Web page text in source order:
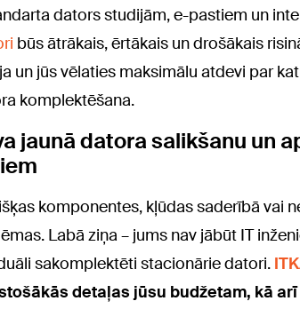
dators studijām, e-pastiem un
būs ātrākais, ērtākais un drošākais
un jūs vēlaties maksimālu atdevi par
komplektēšana.
jaunā datora salikšanu un
komponentes, kļūdas saderībā vai
Labā ziņa – jums nav jābūt IT
sakomplektēti stacionārie datori.
detaļas jūsu budžetam, kā